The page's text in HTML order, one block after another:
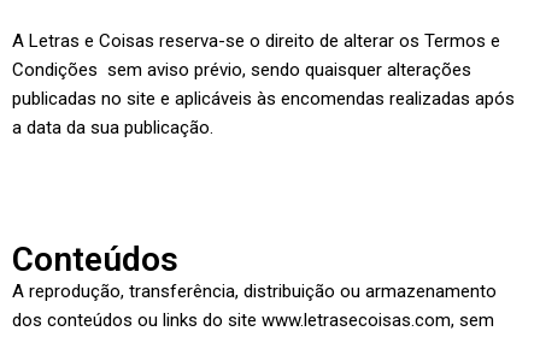
A Letras e Coisas reserva-se o direito de alterar os Termos e
Condições sem aviso prévio, sendo quaisquer alterações
publicadas no site e aplicáveis às encomendas realizadas após
a data da sua publicação.
Conteúdos
A reprodução, transferência, distribuição ou armazenamento
dos conteúdos ou links do site www.letrasecoisas.com, sem